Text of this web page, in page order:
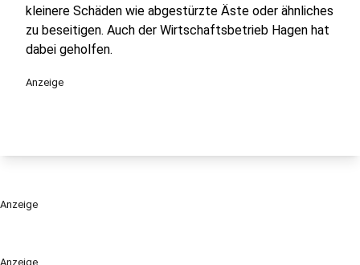
Anzeige
kleinere Schäden wie abgestürzte Äste oder ähnliches
zu beseitigen. Auch der Wirtschaftsbetrieb Hagen hat
dabei geholfen.
Anzeige
Anzeige